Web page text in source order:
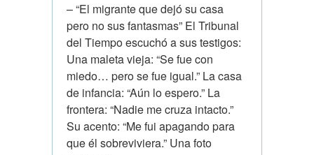
– “El migrante que dejó su casa
pero no sus fantasmas” El Tribunal
del Tiempo escuchó a sus testigos:
Una maleta vieja: “Se fue con
miedo… pero se fue igual.” La casa
de infancia: “Aún lo espero.” La
frontera: “Nadie me cruza intacto.”
Su acento: “Me fui apagando para
que él sobreviviera.” Una foto